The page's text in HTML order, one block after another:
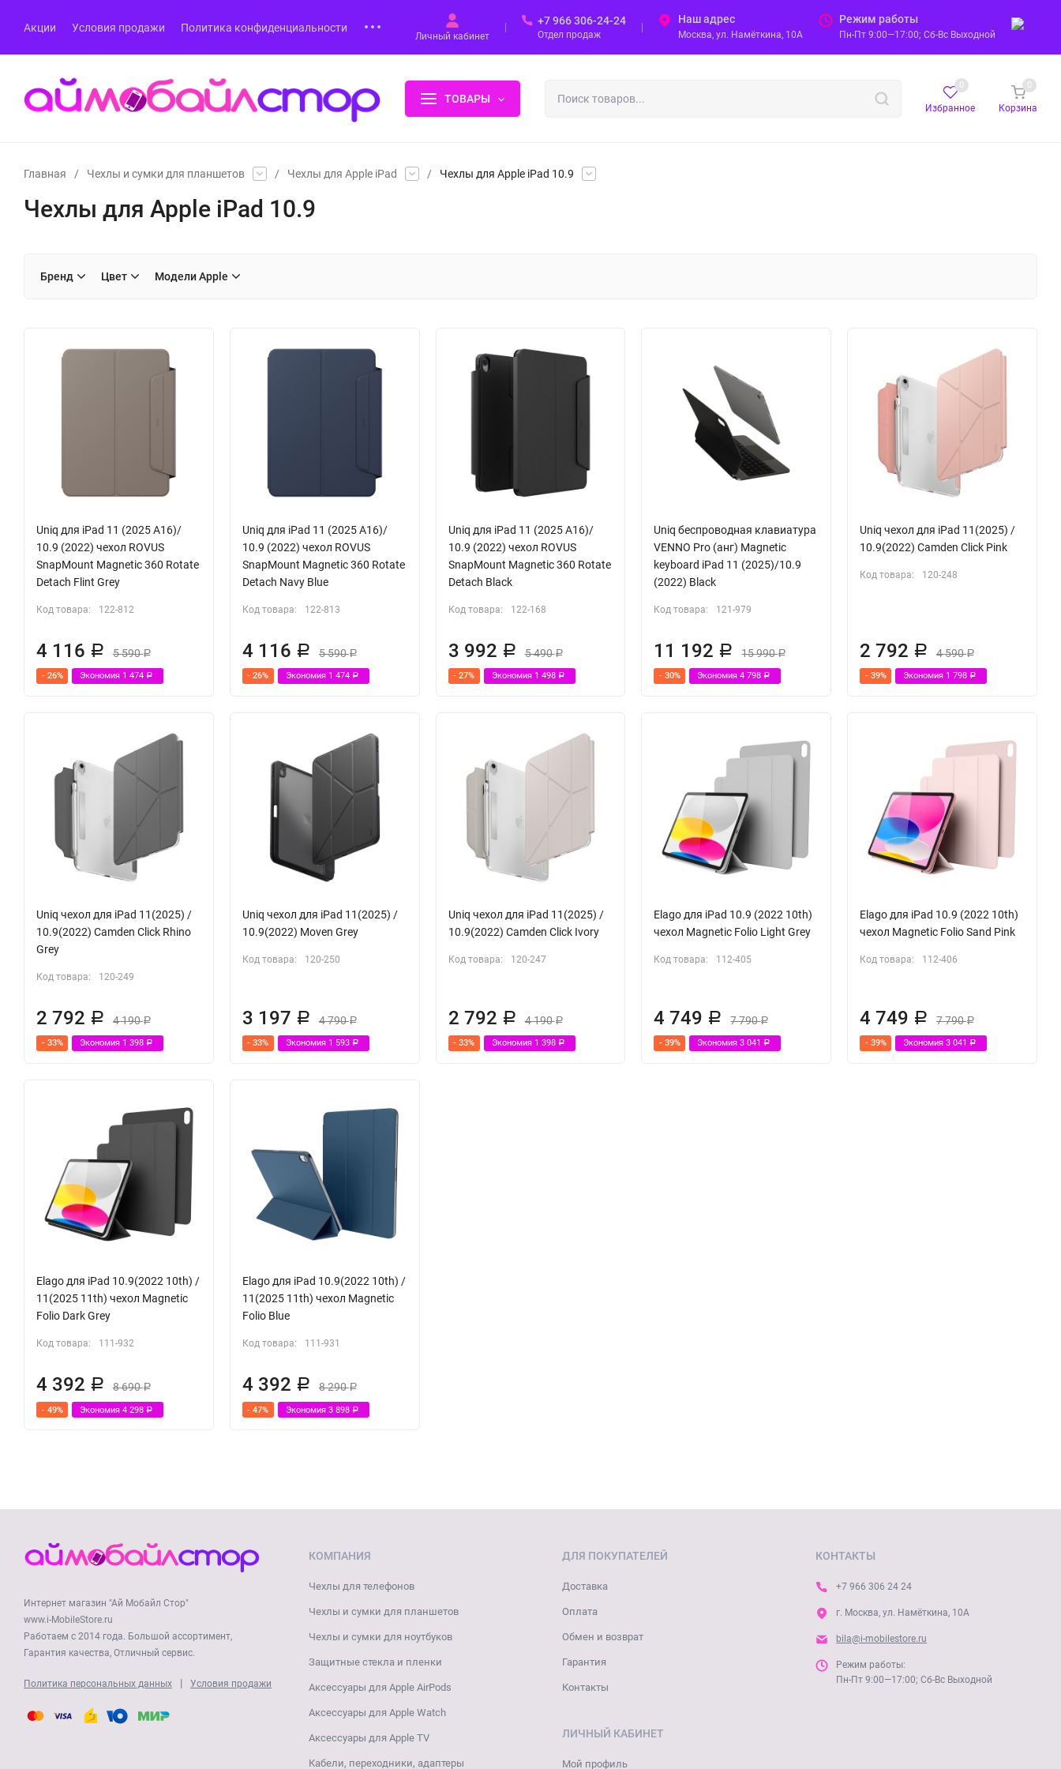
Акции Условия продажи Политика конфиденциальности
Личный кабинет
+7 966 306-24-24
Отдел продаж
Наш адрес
Москва, ул. Намёткина, 10А
Режим работы
Пн-Пт 9:00—17:00; Сб-Вс Выходной
ТОВАРЫ
Избранное
0
Корзина
0
Главная / Чехлы и сумки для планшетов / Чехлы для Apple iPad / Чехлы для Apple iPad 10.9
Чехлы для Apple iPad 10.9
Бренд Цвет Модели Apple
Uniq для iPad 11 (2025 A16)/
10.9 (2022) чехол ROVUS
SnapMount Magnetic 360 Rotate
Detach Flint Grey
Код товара: 122-812
4 116 Р 5 590Р
- 26% Экономия 1 474 Р
Uniq для iPad 11 (2025 A16)/
10.9 (2022) чехол ROVUS
SnapMount Magnetic 360 Rotate
Detach Navy Blue
Код товара: 122-813
4 116 Р 5 590Р
- 26% Экономия 1 474 Р
Uniq для iPad 11 (2025 A16)/
10.9 (2022) чехол ROVUS
SnapMount Magnetic 360 Rotate
Detach Black
Код товара: 122-168
3 992 Р 5 490Р
- 27% Экономия 1 498 Р
Uniq беспроводная клавиатура
VENNO Pro (анг) Magnetic
keyboard iPad 11 (2025)/10.9
(2022) Black
Код товара: 121-979
11 192 Р 15 990Р
- 30% Экономия4 798Р
Uniq чехол для iPad 11(2025) /
10.9(2022) Camden Click Pink
Код товара: 120-248
2 792 Р 4 590Р
- 39% Экономия 1 798Р
Uniq чехол для iPad 11(2025) /
10.9(2022) Camden Click Rhino
Grey
Код товара: 120-249
2 792 Р 4 190Р
- 33% Экономия 1 398 Р
Uniq чехол для iPad 11(2025) /
10.9(2022) Moven Grey
Код товара: 120-250
3 197 Р 4 790Р
- 33% Экономия 1 593 Р
Uniq чехол для iPad 11(2025) /
10.9(2022) Camden Click Ivory
Код товара: 120-247
2 792 Р 4 190Р
- 33% Экономия 1 398 Р
Elago для iPad 10.9 (2022 10th)
чехол Magnetic Folio Light Grey
Код товара: 112-405
4 749 Р 7 790Р
- 39% Экономия3 041Р
Elago для iPad 10.9 (2022 10th)
чехол Magnetic Folio Sand Pink
Код товара: 112-406
4 749 Р 7 790Р
- 39% Экономия3 041Р
Elago для iPad 10.9(2022 10th) /
11(2025 11th) чехол Magnetic
Folio Dark Grey
Код товара: 111-932
4 392 Р 8 690Р
- 49% Экономия 4 298 Р
Elago для iPad 10.9(2022 10th) /
11(2025 11th) чехол Magnetic
Folio Blue
Код товара: 111-931
4 392 Р 8 290Р
- 47% Экономия 3 898 Р
Интернет магазин "Ай Мобайл Стор"
www.i-MobileStore.ru
Работаем с 2014 года. Большой ассортимент,
Гарантия качества, Отличный сервис.
Политика персональных данных | Условия продажи
КОМПАНИЯ
Чехлы для телефонов
Чехлы и сумки для планшетов
Чехлы и сумки для ноутбуков
Защитные стекла и пленки
Аксессуары для Apple AirPods
Аксессуары для Apple Watch
Аксессуары для Apple TV
Кабели, переходники, адаптеры
ДЛЯ ПОКУПАТЕЛЕЙ
Доставка
Оплата
Обмен и возврат
Гарантия
Контакты
ЛИЧНЫЙ КАБИНЕТ
Мой профиль
КОНТАКТЫ
+7 966 306 24 24
г. Москва, ул. Намёткина, 10А
bila@i-mobilestore.ru
Режим работы:
Пн-Пт 9:00—17:00; Сб-Вс Выходной